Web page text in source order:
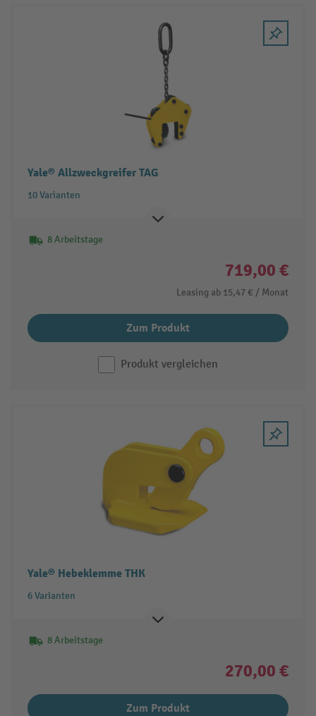
Yale® Allzweckgreifer TAG
10 Varianten
8 Arbeitstage
719,00 €
Leasing ab 15,47 € / Monat
Zum Produkt
Produkt vergleichen
Yale® Hebeklemme THK
6 Varianten
8 Arbeitstage
270,00 €
Zum Produkt